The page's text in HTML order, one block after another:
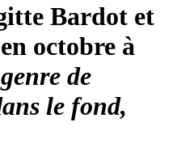
Bardot et
octobre à
de
le fond,